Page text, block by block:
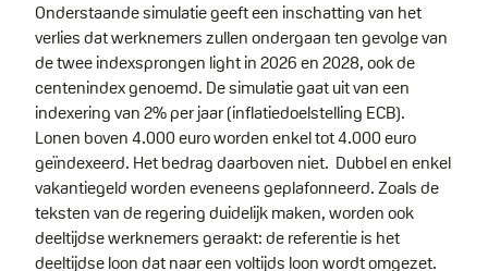
Onderstaande simulatie geeft een inschatting van het
verlies dat werknemers zullen ondergaan ten gevolge van
de twee indexsprongen light in 2026 en 2028, ook de
centenindex genoemd. De simulatie gaat uit van een
indexering van 2% per jaar (inflatiedoelstelling ECB).
Lonen boven 4.000 euro worden enkel tot 4.000 euro
geïndexeerd. Het bedrag daarboven niet. Dubbel en enkel
vakantiegeld worden eveneens geplafonneerd. Zoals de
teksten van de regering duidelijk maken, worden ook
deeltijdse werknemers geraakt: de referentie is het
deeltijdse loon dat naar een voltijds loon wordt omgezet.